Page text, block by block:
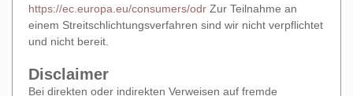
https://ec.europa.eu/consumers/odr Zur Teilnahme an
einem Streitschlichtungsverfahren sind wir nicht verpflichtet
und nicht bereit.
Disclaimer
Bei direkten oder indirekten Verweisen auf fremde